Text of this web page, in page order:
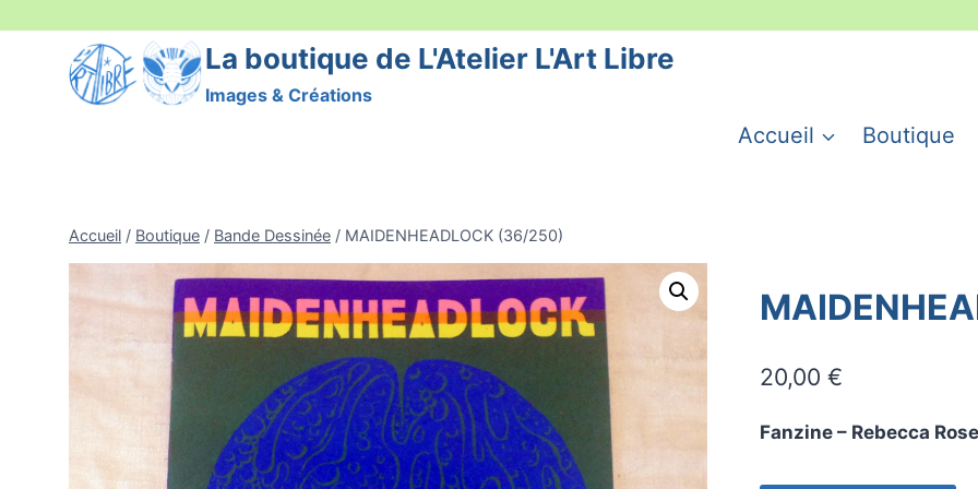
contenu
La boutique de L'Atelier L'Art Libre
Images & Créations
Accueil Boutique
Accueil / Boutique / Bande Dessinée / MAIDENHEADLOCK (36/250)
20,00€
Fanzine – Rebecca